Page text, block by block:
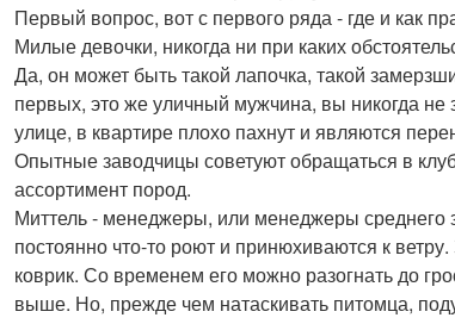
Первый вопрос, вот с первого ряда - где и как
Милые девочки, никогда ни при каких
Да, он может быть такой лапочка, такой
первых, это же уличный мужчина, вы никогда
улице, в квартире плохо пахнут и являются
Опытные заводчицы советуют обращаться в
ассортимент пород.
Миттель - менеджеры, или менеджеры
постоянно что-то роют и принюхиваются к
коврик. Со временем его можно разогнать до
выше. Но, прежде чем натаскивать питомца,